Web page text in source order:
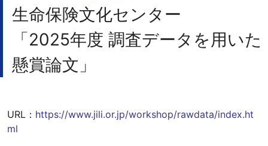
生命保険文化センター
「2025年度 調査データを用いた
懸賞論文」
URL： https://www.jili.or.jp/workshop/rawdata/index.ht
ml